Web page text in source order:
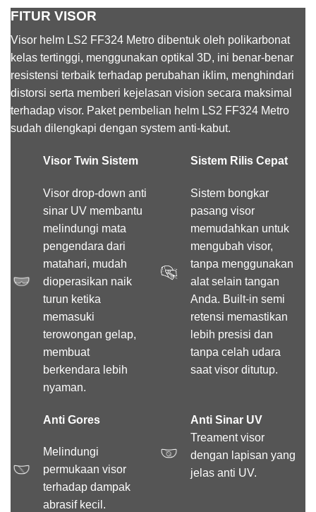
FITUR VISOR
Visor helm LS2 FF324 Metro dibentuk oleh polikarbonat
kelas tertinggi, menggunakan optikal 3D, ini benar-benar
resistensi terbaik terhadap perubahan iklim, menghindari
distorsi serta memberi kejelasan vision secara maksimal
terhadap visor. Paket pembelian helm LS2 FF324 Metro
sudah dilengkapi dengan system anti-kabut.
Visor Twin Sistem
Visor drop-down anti
sinar UV membantu
melindungi mata
pengendara dari
matahari, mudah
dioperasikan naik
turun ketika
memasuki
terowongan gelap,
membuat
berkendara lebih
nyaman.
Sistem Rilis Cepat
Sistem bongkar
pasang visor
memudahkan untuk
mengubah visor,
tanpa menggunakan
alat selain tangan
Anda. Built-in semi
retensi memastikan
lebih presisi dan
tanpa celah udara
saat visor ditutup.
Anti Gores
Melindungi
permukaan visor
terhadap dampak
abrasif kecil.
Anti Sinar UV
Treament visor
dengan lapisan yang
jelas anti UV.